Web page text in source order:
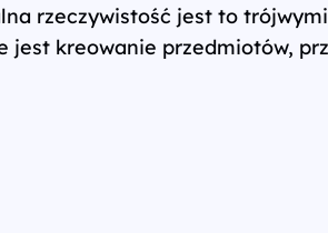
rzeczywistość jest to
kreowanie przedmiotów,